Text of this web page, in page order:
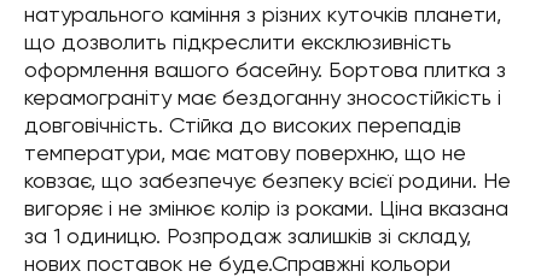
натурального каміння з різних куточків планети,
що дозволить підкреслити ексклюзивність
оформлення вашого басейну. Бортова плитка з
керамограніту має бездоганну зносостійкість і
довговічність. Стійка до високих перепадів
температури, має матову поверхню, що не
ковзає, що забезпечує безпеку всієї родини. Не
вигоряє і не змінює колір із роками. Ціна вказана
за 1 одиницю. Розпродаж залишків зі складу,
нових поставок не буде.Справжні кольори